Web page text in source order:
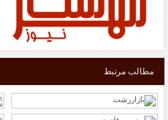
مطالب مرتبط